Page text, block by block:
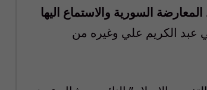
المعارضة السورية والاستماع اليها
عبد الكريم علي وغيره من